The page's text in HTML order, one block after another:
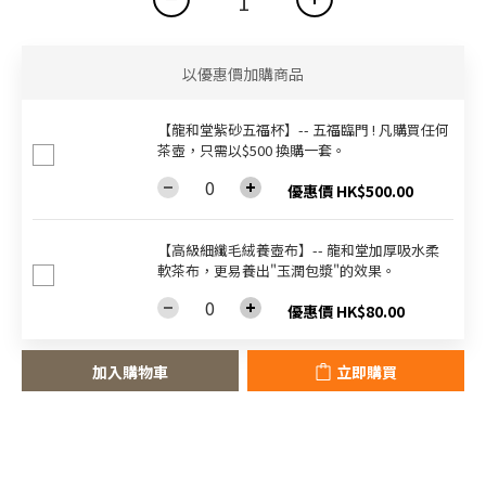
以優惠價加購商品
【龍和堂紫砂五福杯‬】-- 五福臨門 ! 凡購買任何
茶壺，只需以$500 換購一套。
優惠價 HK$500.00
【高級細纖毛絨養壺布】-- 龍和堂加厚吸水柔
軟茶布，更易養出"玉潤包漿"的效果。
優惠價 HK$80.00
加入購物車 立即購買